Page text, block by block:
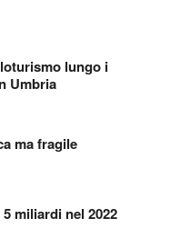
lungo i
Umbria
ma fragile
miliardi nel 2022